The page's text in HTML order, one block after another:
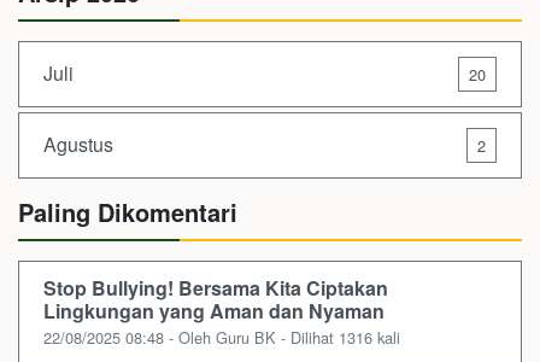
Juli 20
Agustus 2
Paling Dikomentari
Stop Bullying! Bersama Kita Ciptakan
Lingkungan yang Aman dan Nyaman
22/08/2025 08:48 - Oleh Guru BK - Dilihat 1316 kali